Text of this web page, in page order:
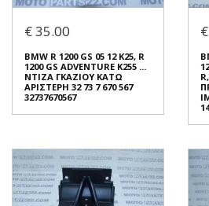
ΕΓΚΕΦΑΛΟΥ 61 35 7 713 858 61
61317715822
Σε Απόθεμα: 1
Κατάσταση:
Μεταχειρισμένο
41167
€ 35.00
BMW R 1200 GS 05 12 K25, R
1200 GS ADVENTURE K255 ...
ΝΤΙΖΑ ΓΚΑΖΙΟΥ ΚΑΤΩ
ΑΡΙΣΤΕΡΗ 32 73 7 670 567
32737670567